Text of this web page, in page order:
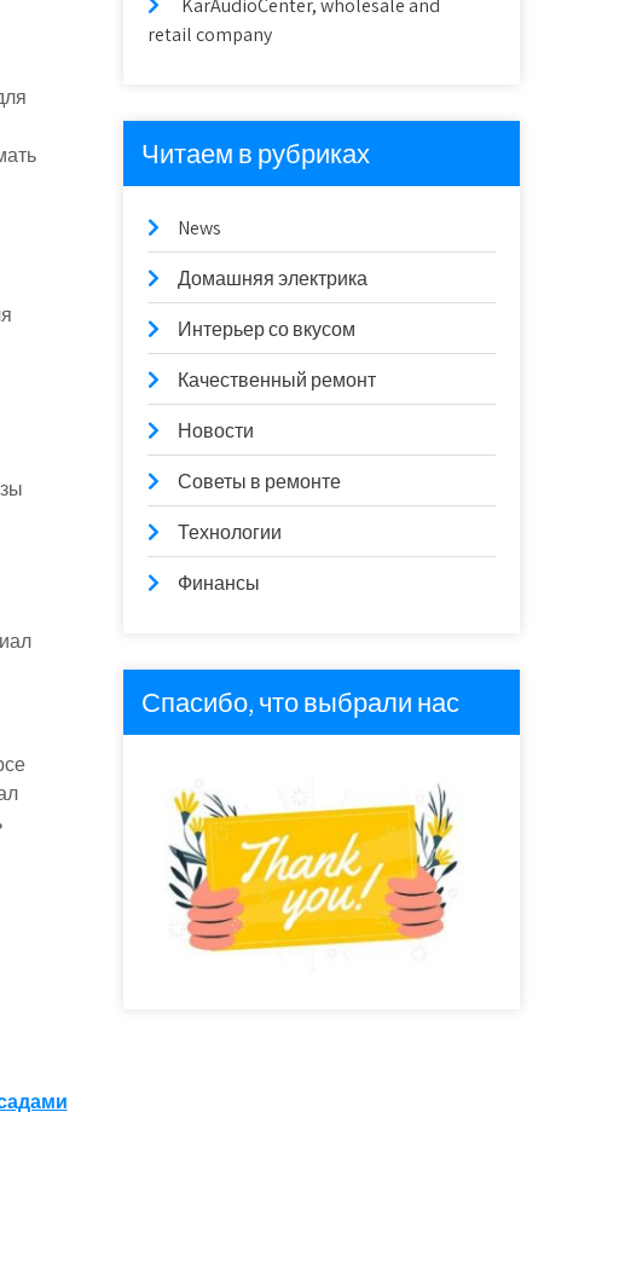
KarAudioCenter, wholesale and
retail company
Читаем в рубриках
News
Домашняя электрика
Интерьер со вкусом
Качественный ремонт
Новости
Советы в ремонте
Технологии
Финансы
Спасибо, что выбрали нас